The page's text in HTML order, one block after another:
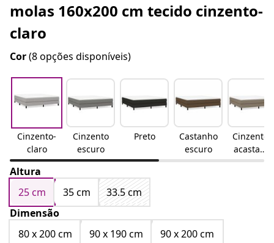
molas 160x200 cm tecido cinzento-
claro
Cor(8 opções disponíveis)
Cinzento-
claro
Cinzento
escuro
Preto
Castanho
escuro
Cinzento-
acastanh
ado
Altura
25 cm
35 cm
33.5 cm
Dimensão
80 x 200 cm
90 x 190 cm
90 x 200 cm